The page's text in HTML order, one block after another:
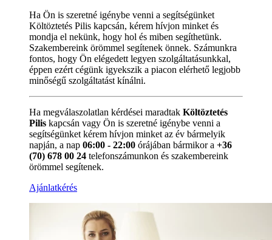
Ha Ön is szeretné igénybe venni a segítségünket
Költöztetés Pilis kapcsán, kérem hívjon minket és
mondja el nekünk, hogy hol és miben segíthetünk.
Szakembereink örömmel segítenek önnek. Számunkra
fontos, hogy Ön elégedett legyen szolgáltatásunkkal,
éppen ezért cégünk igyekszik a piacon elérhető legjobb
minőségű szolgáltatást kínálni.
Ha megválaszolatlan kérdései maradtak Költöztetés
Pilis kapcsán vagy Ön is szeretné igénybe venni a
segítségünket kérem hívjon minket az év bármelyik
napján, a nap 06:00 - 22:00 órájában bármikor a +36
(70) 678 00 24 telefonszámunkon és szakembereink
örömmel segítenek.
Ajánlatkérés